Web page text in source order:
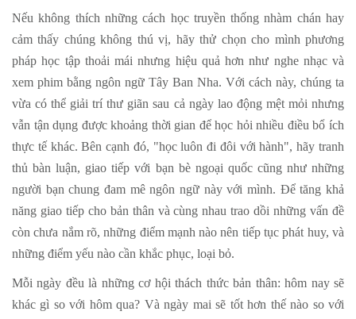
Nếu không thích những cách học truyền thống nhàm chán hay
cảm thấy chúng không thú vị, hãy thử chọn cho mình phương
pháp học tập thoải mái nhưng hiệu quả hơn như nghe nhạc và
xem phim bằng ngôn ngữ Tây Ban Nha. Với cách này, chúng ta
vừa có thể giải trí thư giãn sau cả ngày lao động mệt mỏi nhưng
vẫn tận dụng được khoảng thời gian để học hỏi nhiều điều bổ ích
thực tế khác. Bên cạnh đó, "học luôn đi đôi với hành", hãy tranh
thủ bàn luận, giao tiếp với bạn bè ngoại quốc cũng như những
người bạn chung đam mê ngôn ngữ này với mình. Để tăng khả
năng giao tiếp cho bản thân và cùng nhau trao dồi những vấn đề
còn chưa nắm rõ, những điểm mạnh nào nên tiếp tục phát huy, và
những điểm yếu nào cần khắc phục, loại bỏ.
Mỗi ngày đều là những cơ hội thách thức bản thân: hôm nay sẽ
khác gì so với hôm qua? Và ngày mai sẽ tốt hơn thế nào so với